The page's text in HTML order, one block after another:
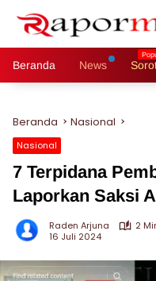
Beranda News
Beranda Nasional
Nasional
7 Terpidana
Laporkan Saksi
Raden Arjuna
2
16 Juli 2024